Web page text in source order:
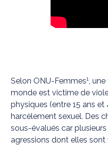
Selon ONU-Femmes1,
monde est victime de
physiques (entre 15 ans
harcèlement sexuel. Des
sous-évalués car
agressions dont elles